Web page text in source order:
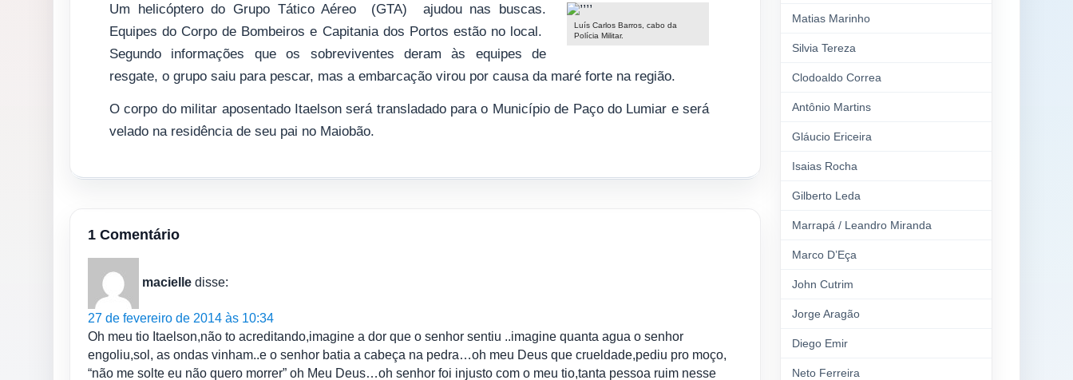
Luís Carlos Barros, cabo da
Polícia Militar.
Um helicóptero do Grupo Tático Aéreo (GTA) ajudou nas buscas.
Equipes do Corpo de Bombeiros e Capitania dos Portos estão no local.
Segundo informações que os sobreviventes deram às equipes de
resgate, o grupo saiu para pescar, mas a embarcação virou por causa da maré forte na região.
O corpo do militar aposentado Itaelson será transladado para o Município de Paço do Lumiar e será
velado na residência de seu pai no Maiobão.
1 Comentário
macielle disse:
27 de fevereiro de 2014 às 10:34
Oh meu tio Itaelson,não to acreditando,imagine a dor que o senhor sentiu ..imagine quanta agua o senhor
engoliu,sol, as ondas vinham..e o senhor batia a cabeça na pedra…oh meu Deus que crueldade,pediu pro moço,
“não me solte eu não quero morrer” oh Meu Deus…oh senhor foi injusto com o meu tio,tanta pessoa ruim nesse
Matias Marinho
Silvia Tereza
Clodoaldo Correa
Antônio Martins
Gláucio Ericeira
Isaias Rocha
Gilberto Leda
Marrapá / Leandro Miranda
Marco D’Eça
John Cutrim
Jorge Aragão
Diego Emir
Neto Ferreira